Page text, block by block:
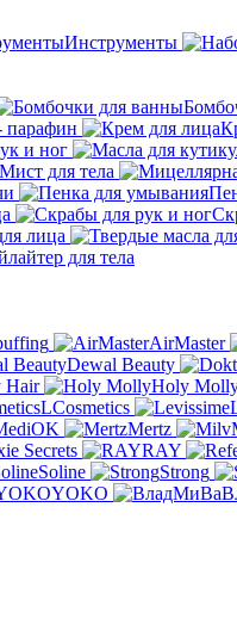
Инструменты
парафин
и ног
Мист для тела
лица
для тела
AirMaster
Dewal Beauty
Hair
Holy
LCosmetics
Mertz
Secrets
RAY
Soline
Strong
YOKO